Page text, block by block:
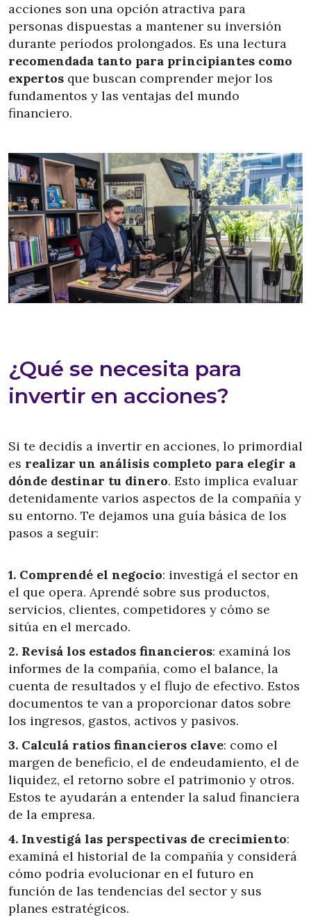
acciones son una opción atractiva para
personas dispuestas a mantener su inversión
durante períodos prolongados. Es una lectura
recomendada tanto para principiantes como
expertos que buscan comprender mejor los
fundamentos y las ventajas del mundo
financiero.
¿Qué se necesita para
invertir en acciones?
Si te decidís a invertir en acciones, lo primordial
es realizar un análisis completo para elegir a
dónde destinar tu dinero. Esto implica evaluar
detenidamente varios aspectos de la compañía y
su entorno. Te dejamos una guía básica de los
pasos a seguir:
1. Comprendé el negocio: investigá el sector en
el que opera. Aprendé sobre sus productos,
servicios, clientes, competidores y cómo se
sitúa en el mercado.
2. Revisá los estados financieros: examiná los
informes de la compañía, como el balance, la
cuenta de resultados y el flujo de efectivo. Estos
documentos te van a proporcionar datos sobre
los ingresos, gastos, activos y pasivos.
3. Calculá ratios financieros clave: como el
margen de beneficio, el de endeudamiento, el de
liquidez, el retorno sobre el patrimonio y otros.
Estos te ayudarán a entender la salud financiera
de la empresa.
4. Investigá las perspectivas de crecimiento:
examiná el historial de la compañía y considerá
cómo podría evolucionar en el futuro en
función de las tendencias del sector y sus
planes estratégicos.